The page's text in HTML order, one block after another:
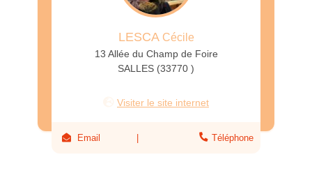
LESCACécile
13 Allée du Champ de Foire
SALLES (33770 )
Visiter le site internet
Email Téléphone